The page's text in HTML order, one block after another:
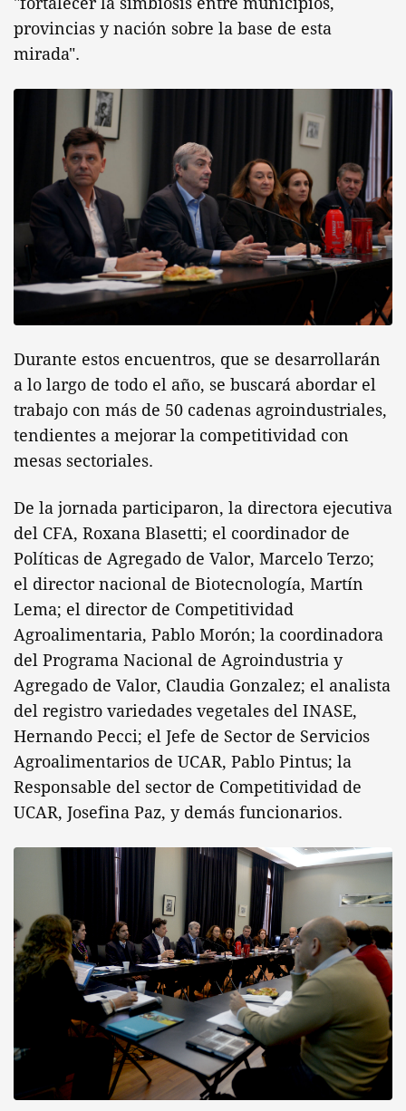
provincias y nación sobre la base de esta
mirada".
Durante estos encuentros, que se desarrollarán
a lo largo de todo el año, se buscará abordar el
trabajo con más de 50 cadenas agroindustriales,
tendientes a mejorar la competitividad con
mesas sectoriales.
De la jornada participaron, la directora ejecutiva
del CFA, Roxana Blasetti; el coordinador de
Políticas de Agregado de Valor, Marcelo Terzo;
el director nacional de Biotecnología, Martín
Lema; el director de Competitividad
Agroalimentaria, Pablo Morón; la coordinadora
del Programa Nacional de Agroindustria y
Agregado de Valor, Claudia Gonzalez; el analista
del registro variedades vegetales del INASE,
Hernando Pecci; el Jefe de Sector de Servicios
Agroalimentarios de UCAR, Pablo Pintus; la
Responsable del sector de Competitividad de
UCAR, Josefina Paz, y demás funcionarios.